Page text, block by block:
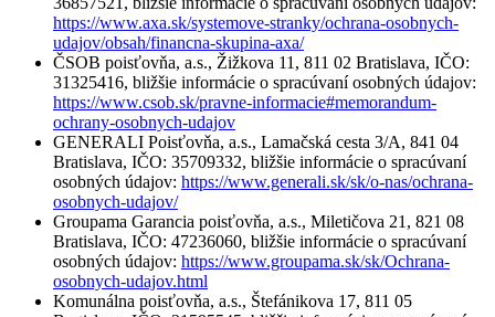
https://www.axa.sk/systemove-stranky/ochrana-osobnych-
udajov/obsah/financna-skupina-axa/
ČSOB poisťovňa, a.s., Žižkova 11, 811 02 Bratislava, IČO:
31325416, bližšie informácie o spracúvaní osobných údajov:
https://www.csob.sk/pravne-informacie#memorandum-
ochrany-osobnych-udajov
GENERALI Poisťovňa, a.s., Lamačská cesta 3/A, 841 04
Bratislava, IČO: 35709332, bližšie informácie o spracúvaní
osobných údajov: https://www.generali.sk/sk/o-nas/ochrana-
osobnych-udajov/
Groupama Garancia poisťovňa, a.s., Miletičova 21, 821 08
Bratislava, IČO: 47236060, bližšie informácie o spracúvaní
osobných údajov: https://www.groupama.sk/sk/Ochrana-
osobnych-udajov.html
Komunálna poisťovňa, a.s., Štefánikova 17, 811 05